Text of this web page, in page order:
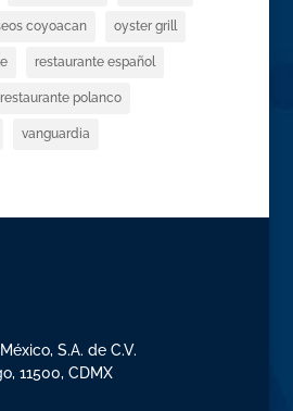
coyoacan oyster grill
restaurante español
restaurante polanco
vanguardia
S.A. de C.V.
11500, CDMX